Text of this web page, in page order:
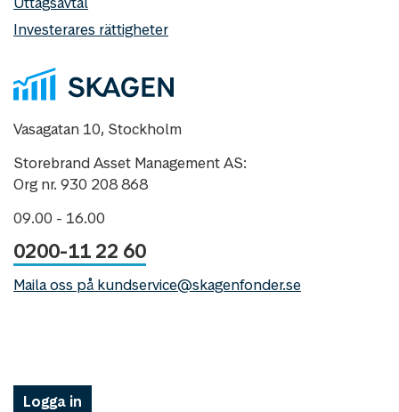
Investerares rättigheter
Vasagatan 10, Stockholm
Storebrand Asset Management AS:
Org nr. 930 208 868
09.00 - 16.00
0200-11 22 60
Maila oss på kundservice@skagenfonder.se
Logga in